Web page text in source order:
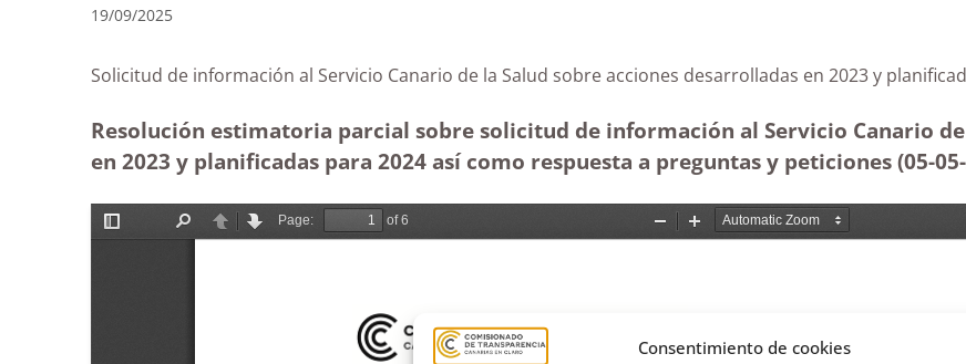
Consentimiento de cookies
19/09/2025
Solicitud de información al Servicio Canario de la Salud sobre acciones desarrolladas en 2023 y
Resolución estimatoria parcial sobre solicitud de información al Servicio Canario
en 2023 y planificadas para 2024 así como respuesta a preguntas y peticiones (05-